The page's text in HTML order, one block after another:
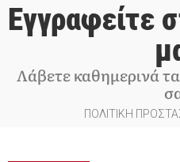
Εγγραφείτε
Λάβετε καθημερινά
ΠΟΛΙΤΙΚΗ